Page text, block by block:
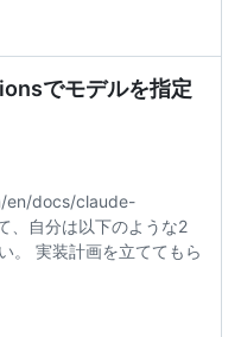
でモデルを指定
en/docs/claude-
自分は以下のような2
。 実装計画を立ててもら